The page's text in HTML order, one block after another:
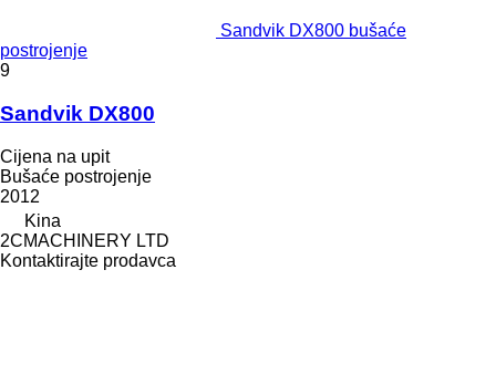
Sandvik DX800 bušaće
postrojenje
9
Sandvik DX800
Cijena na upit
Bušaće postrojenje
2012
Kina
2CMACHINERY LTD
Kontaktirajte prodavca